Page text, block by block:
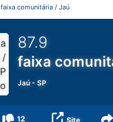
faixa comunitária / Jaú
87.9
faixa
Jaú -SP
12 Site